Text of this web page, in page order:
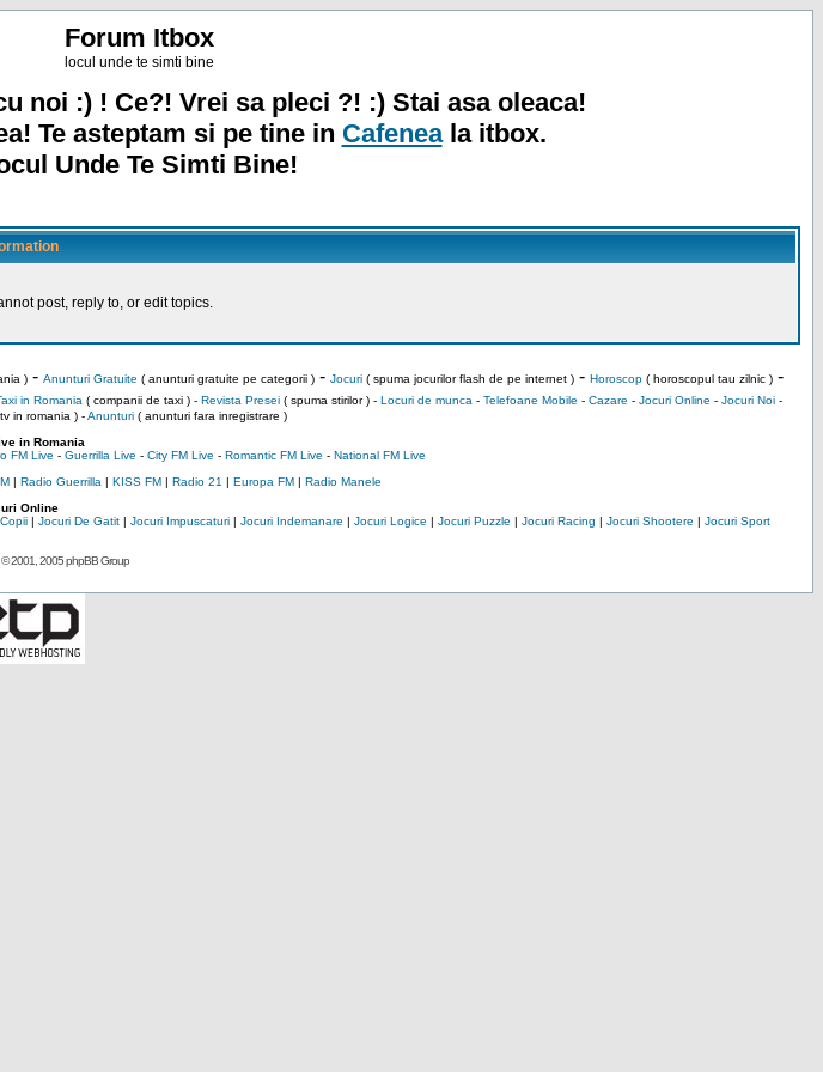
Forum Itbox
locul unde te simti bine
noi :) ! Ce?! Vrei sa pleci ?! :) Stai asa oleaca!
Te asteptam si pe tine in Cafeneala itbox.
Unde Te Simti Bine!
post, reply to, or edit topics.
)- Anunturi Gratuite ( anunturi gratuite pe categorii )- Jocuri( spuma jocurilor flash de pe internet )- Horoscop( horoscopul tau zilnic )-
in Romania ( companii de taxi ) - Revista Presei( spuma stirilor ) - Locuri de munca - Telefoane Mobile - Cazare - Jocuri Online - Jocuri Noi-
in romania )-Anunturi( anunturi fara inregistrare )
in Romania
FM Live - Guerrilla Live - City FM Live - Romantic FM Live - National FM Live
| Radio Guerrilla | KISS FM| Radio 21 | Europa FM| Radio Manele
Online
| Jocuri De Gatit| Jocuri Impuscaturi| Jocuri Indemanare | Jocuri Logice | Jocuri Puzzle | Jocuri Racing | Jocuri Shootere | Jocuri Sport
2001, 2005 phpBB Group